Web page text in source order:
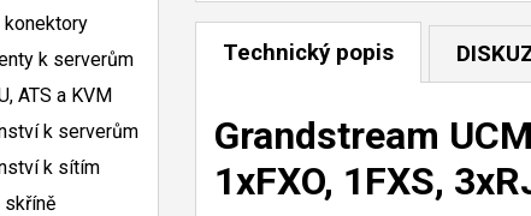
konektory
k serverům
ATS a KVM
k serverům
k sítím
skříně
Technický popis
Grandstream
1xFXO, 1FXS,